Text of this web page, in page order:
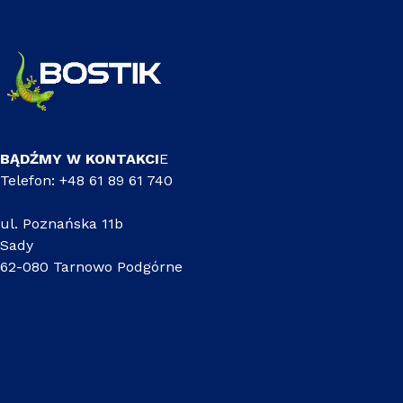
BĄDŹMY W KONTAKCIE
Telefon: +48 61 89 61 740
ul. Poznańska 11b
Sady
62-080 Tarnowo Podgórne